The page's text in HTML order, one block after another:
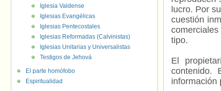
lucro. Por
cuestión
tipo.
El
contenido.
información
Iglesia Valdense
Iglesias Evangélicas
Iglesias Pentecostales
Iglesias Reformadas (Calvinistas)
Iglesias Unitarias y Universalistas
Testigos de Jehová
El parte homófobo
Espiritualidad